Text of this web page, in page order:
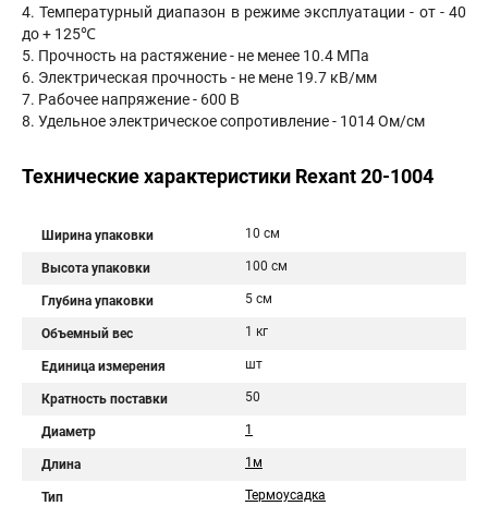
4. Температурный диапазон в режиме эксплуатации - от - 40
до + 125℃
5. Прочность на растяжение - не менее 10.4 МПа
6. Электрическая прочность - не мене 19.7 кВ/мм
7. Рабочее напряжение - 600 В
8. Удельное электрическое сопротивление - 1014 Ом/см
Технические характеристики Rexant 20-1004
Ширина упаковки 10 см
Высота упаковки 100 см
Глубина упаковки 5 см
Объемный вес 1 кг
Единица измерения шт
Кратность поставки 50
Диаметр 1
Длина 1м
Тип Термоусадка